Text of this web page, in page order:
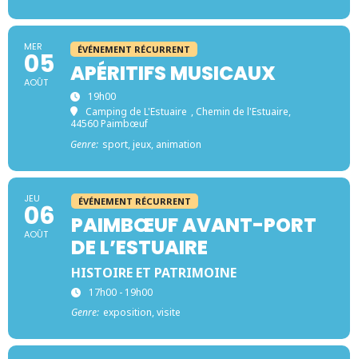
MER
05
AOÛT
ÉVÉNEMENT RÉCURRENT
APÉRITIFS MUSICAUX
19h00
Camping de L'Estuaire , Chemin de l'Estuaire,
44560 Paimbœuf
Genre: sport, jeux, animation
JEU
06
AOÛT
ÉVÉNEMENT RÉCURRENT
PAIMBŒUF AVANT-PORT
DE L’ESTUAIRE
HISTOIRE ET PATRIMOINE
17h00 - 19h00
Genre: exposition, visite